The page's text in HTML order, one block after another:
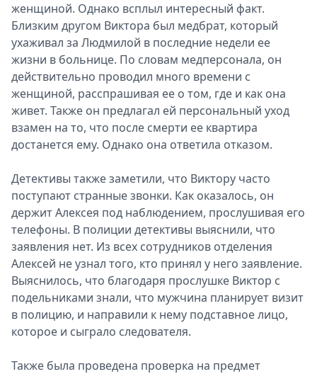
женщиной. Однако всплыл интересный факт.
Близким другом Виктора был медбрат, который
ухаживал за Людмилой в последние недели ее
жизни в больнице. По словам медперсонала, он
действительно проводил много времени с
женщиной, расспрашивая ее о том, где и как она
живет. Также он предлагал ей персональный уход
взамен на то, что после смерти ее квартира
достанется ему. Однако она ответила отказом.
Детективы также заметили, что Виктору часто
поступают странные звонки. Как оказалось, он
держит Алексея под наблюдением, прослушивая его
телефоны. В полиции детективы выяснили, что
заявления нет. Из всех сотрудников отделения
Алексей не узнал того, кто принял у него заявление.
Выяснилось, что благодаря прослушке Виктор с
подельниками знали, что мужчина планирует визит
в полицию, и направили к нему подставное лицо,
которое и сыграло следователя.
Также была проведена проверка на предмет